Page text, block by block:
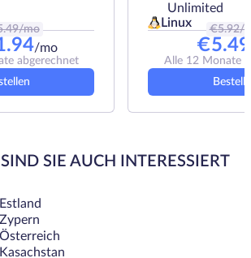
/mo
/mo
abgerechnet
Unlimited
Linux
€5.92/
€5.49
Alle 12 Monate
SIE AUCH INTERESSIERT